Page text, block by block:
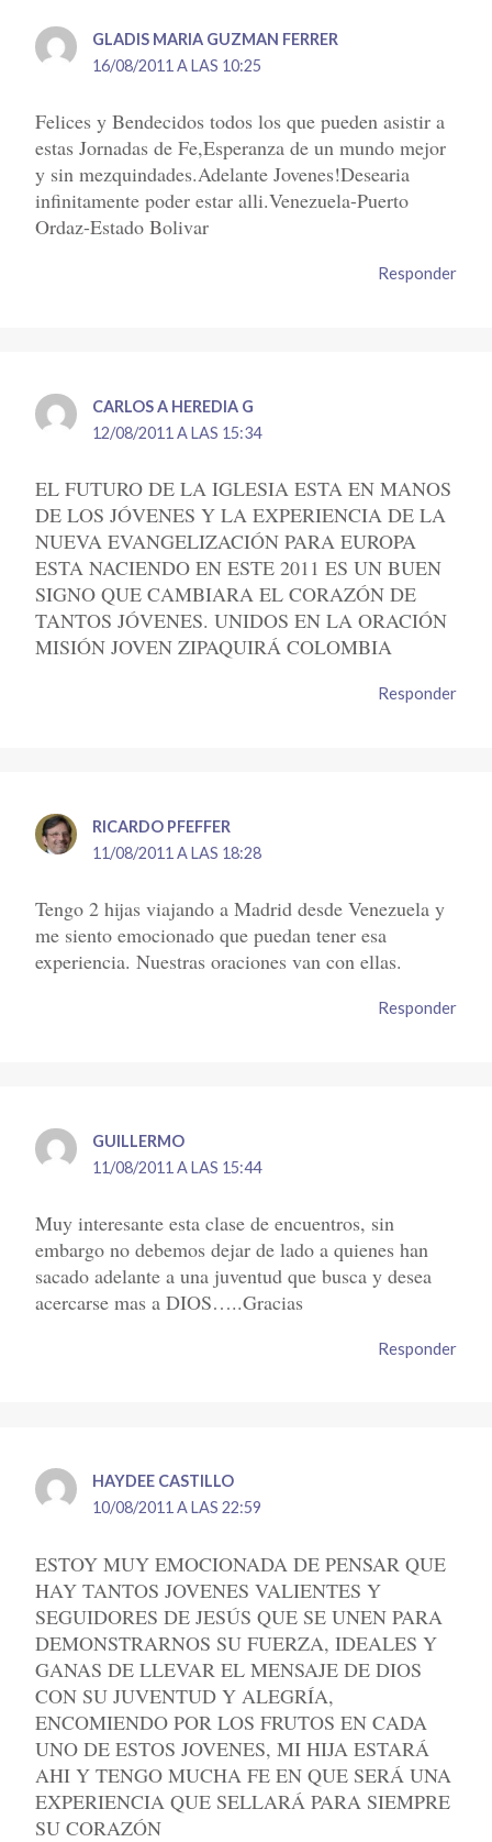
GLADIS MARIA GUZMAN FERRER
16/08/2011 A LAS 10:25
Felices y Bendecidos todos los que pueden asistir a
estas Jornadas de Fe,Esperanza de un mundo mejor
y sin mezquindades.Adelante Jovenes!Desearia
infinitamente poder estar alli.Venezuela-Puerto
Ordaz-Estado Bolivar
Responder
CARLOS A HEREDIA G
12/08/2011 A LAS 15:34
EL FUTURO DE LA IGLESIA ESTA EN MANOS
DE LOS JÓVENES Y LA EXPERIENCIA DE LA
NUEVA EVANGELIZACIÓN PARA EUROPA
ESTA NACIENDO EN ESTE 2011 ES UN BUEN
SIGNO QUE CAMBIARA EL CORAZÓN DE
TANTOS JÓVENES. UNIDOS EN LA ORACIÓN
MISIÓN JOVEN ZIPAQUIRÁ COLOMBIA
Responder
RICARDO PFEFFER
11/08/2011 A LAS 18:28
Tengo 2 hijas viajando a Madrid desde Venezuela y
me siento emocionado que puedan tener esa
experiencia. Nuestras oraciones van con ellas.
Responder
GUILLERMO
11/08/2011 A LAS 15:44
Muy interesante esta clase de encuentros, sin
embargo no debemos dejar de lado a quienes han
sacado adelante a una juventud que busca y desea
acercarse mas a DIOS…..Gracias
Responder
HAYDEE CASTILLO
10/08/2011 A LAS 22:59
ESTOY MUY EMOCIONADA DE PENSAR QUE
HAY TANTOS JOVENES VALIENTES Y
SEGUIDORES DE JESÚS QUE SE UNEN PARA
DEMONSTRARNOS SU FUERZA, IDEALES Y
GANAS DE LLEVAR EL MENSAJE DE DIOS
CON SU JUVENTUD Y ALEGRÍA,
ENCOMIENDO POR LOS FRUTOS EN CADA
UNO DE ESTOS JOVENES, MI HIJA ESTARÁ
AHI Y TENGO MUCHA FE EN QUE SERÁ UNA
EXPERIENCIA QUE SELLARÁ PARA SIEMPRE
SU CORAZÓN